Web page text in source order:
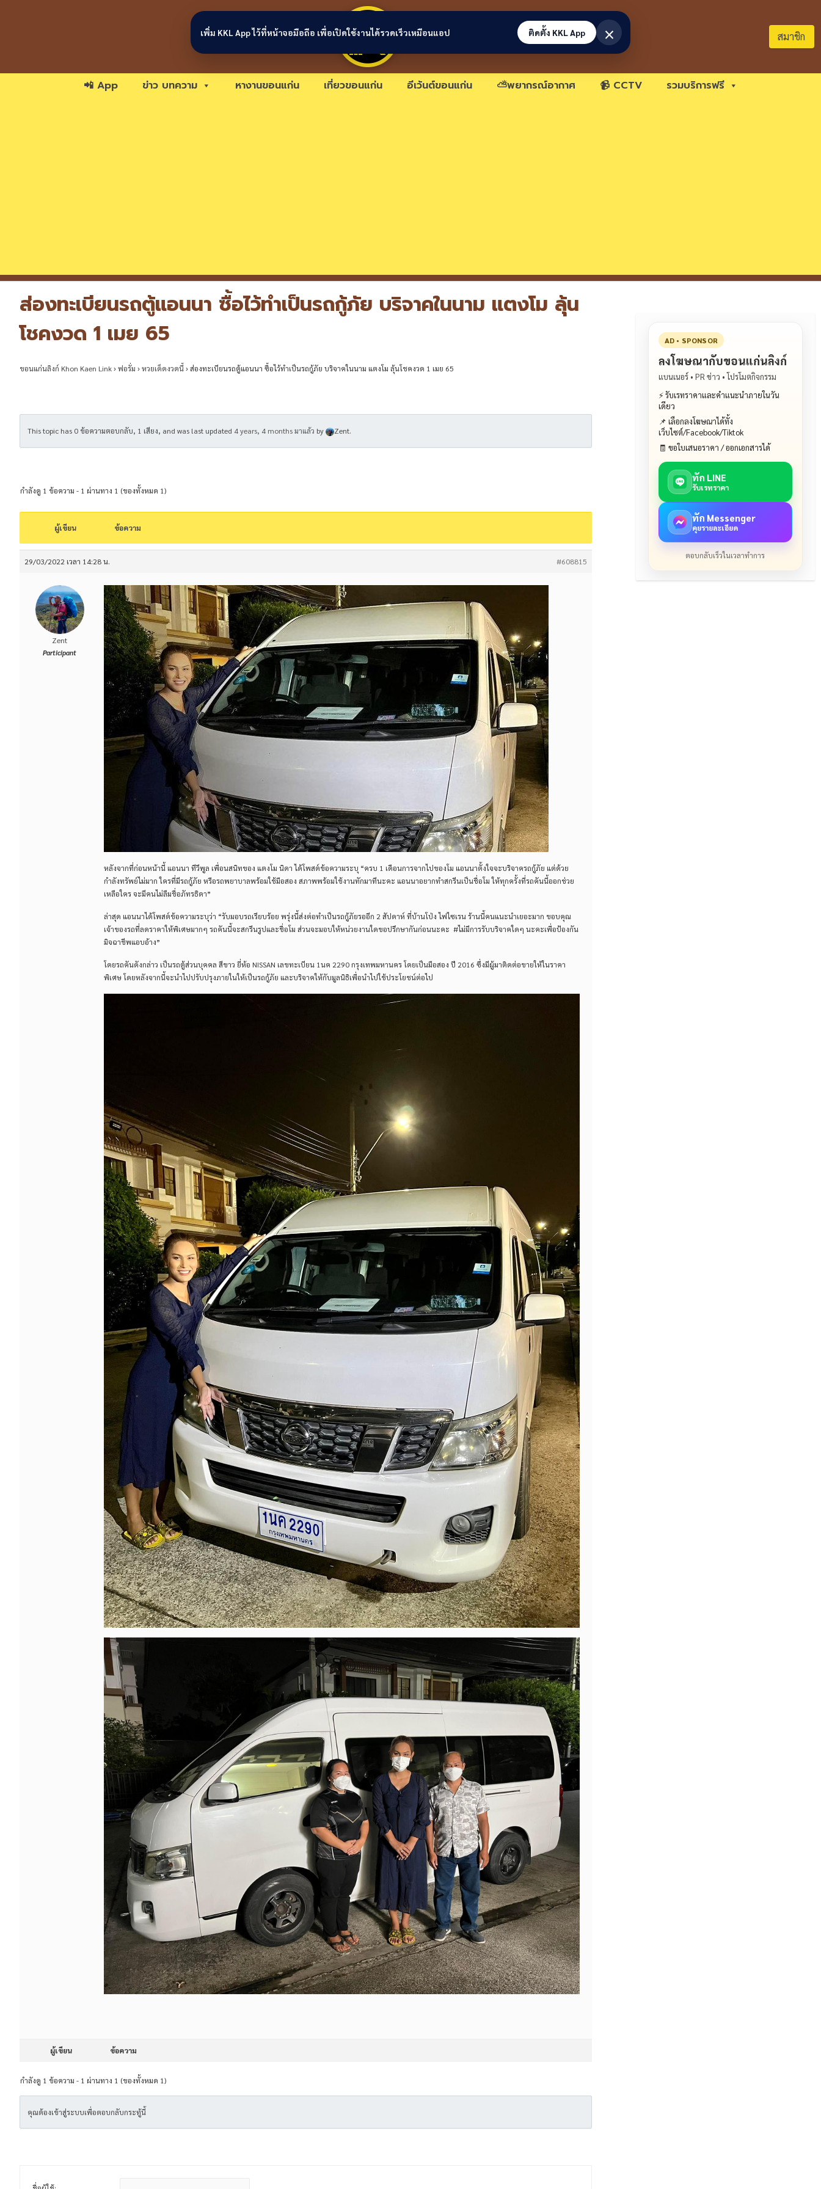
ขอนแก่นลิงก์ สมาชิก
📲 App ข่าว บทความ หางานขอนแก่น เที่ยวขอนแก่น อีเว้นต์ขอนแก่น ⛅พยากรณ์อากาศ 📹 CCTV รวมบริการฟรี
ส่องทะเบียนรถตู้แอนนา ซื้อไว้ทำเป็นรถกู้ภัย บริจาคในนาม แตงโม ลุ้น
โชคงวด 1 เมย 65
ขอนแก่นลิงก์ Khon Kaen Link›ฟอรั่ม ›หวยเด็ดงวดนี้›ส่องทะเบียนรถตู้แอนนา ซื้อไว้ทำเป็นรถกู้ภัย บริจาคในนาม แตงโม ลุ้นโชคงวด 1 เมย 65
This topic has 0 ข้อความตอบกลับ, 1 เสียง, and was last updated 4 years, 4 months มาแล้ว by Zent.
กำลังดู 1 ข้อความ - 1 ผ่านทาง 1 (ของทั้งหมด 1)
ผู้เขียน ข้อความ
29/03/2022 เวลา 14:28 น. #608815
Zent
Participant
หลังจากที่ก่อนหน้านี้ แอนนา ทีวีพูล เพื่อนสนิทของ แตงโม นิดา ได้โพสต์ข้อความระบุ “ครบ 1 เดือนการจากไปของโม แอนนาตั้งใจจะบริจาครถกู้ภัย แต่ด้วย
กำลังทรัพย์ไม่มาก ใครที่มีรถกู้ภัย หรือรถพยาบาลพร้อมใช้มือสอง สภาพพร้อมใช้งานทักมาทีนะคะ แอนนาอยากทำสกรีนเป็นชื่อโม ให้ทุกครั้งที่รถคันนี้ออกช่วย
เหลือใคร จะมีคนไม่ลืมชื่อภัทรธิดา”
ล่าสุด แอนนาได้โพสต์ข้อความระบุว่า “รับมอบรถเรียบร้อย พรุ่งนี้ส่งต่อทำเป็นรถกู้ภัยรออีก 2 สัปดาห์ ที่บ้านโป่ง ไฟไซเรน ร้านนี้คนแนะนำเยอะมาก ขอบคุณ
เจ้าของรถที่ลดราคาให้พิเศษมากๆ รถคันนี้จะสกรีนรูปและชื่อโม ส่วนจะมอบให้หน่วยงานใดขอปรึกษากันก่อนนะคะ #ไม่มีการรับบริจาคใดๆ นะคะเพื่อป้องกัน
มิจฉาชีพแอบอ้าง”
โดยรถคันดังกล่าว เป็นรถตู้ส่วนบุคคล สีขาว ยี่ห้อ NISSAN เลขทะเบียน 1นค 2290 กรุงเทพมหานคร โดยเป็นมือสอง ปี 2016 ซึ่งมีผู้มาติดต่อขายให้ในราคา
พิเศษ โดยหลังจากนี้จะนำไปปรับปรุงภายในให้เป็นรถกู้ภัย และบริจาคให้กับมูลนิธิเพื่อนำไปใช้ประโยชน์ต่อไป
ผู้เขียน ข้อความ
กำลังดู 1 ข้อความ - 1 ผ่านทาง 1 (ของทั้งหมด 1)
คุณต้องเข้าสู่ระบบเพื่อตอบกลับกระทู้นี้
AD • SPONSOR
ลงโฆษณากับขอนแก่นลิงก์
แบนเนอร์ • PR ข่าว • โปรโมตกิจกรรม
⚡ รับเรทราคาและคำแนะนำภายในวัน
เดียว
📌 เลือกลงโฆษณาได้ทั้ง
เว็บไซต์/Facebook/Tiktok
🧾 ขอใบเสนอราคา / ออกเอกสารได้
ทัก LINE
รับเรทราคา
ทัก Messenger
คุยรายละเอียด
ตอบกลับเร็วในเวลาทำการ
เพิ่ม KKL App ไว้ที่หน้าจอมือถือ เพื่อเปิดใช้งานได้รวดเร็วเหมือนแอป ติดตั้ง KKL App ×